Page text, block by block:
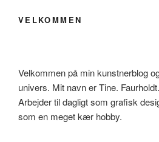
VELKOMMEN
Velkommen på min kunstnerblog
univers. Mit navn er Tine.
Arbejder til dagligt som grafisk
som en meget kær hobby.